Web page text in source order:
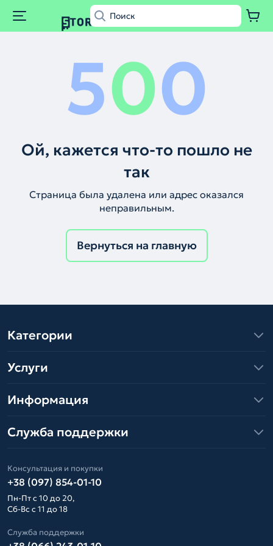
500
Ой, кажется что-то пошло не
так
Страница была удалена или адрес оказался
неправильным.
Вернуться на главную
Категории
Услуги
Информация
Служба поддержки
Консультация и покупки
+38 (097) 854-01-10
Пн-Пт с 10 до 20,
Сб-Вс с 11 до 18
Служба поддержки